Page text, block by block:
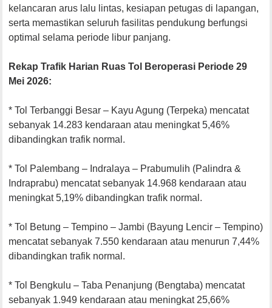
kelancaran arus lalu lintas, kesiapan petugas di lapangan,
serta memastikan seluruh fasilitas pendukung berfungsi
optimal selama periode libur panjang.
Rekap Trafik Harian Ruas Tol Beroperasi Periode 29
Mei 2026:
* Tol Terbanggi Besar – Kayu Agung (Terpeka) mencatat
sebanyak 14.283 kendaraan atau meningkat 5,46%
dibandingkan trafik normal.
* Tol Palembang – Indralaya – Prabumulih (Palindra &
Indraprabu) mencatat sebanyak 14.968 kendaraan atau
meningkat 5,19% dibandingkan trafik normal.
* Tol Betung – Tempino – Jambi (Bayung Lencir – Tempino)
mencatat sebanyak 7.550 kendaraan atau menurun 7,44%
dibandingkan trafik normal.
* Tol Bengkulu – Taba Penanjung (Bengtaba) mencatat
sebanyak 1.949 kendaraan atau meningkat 25,66%